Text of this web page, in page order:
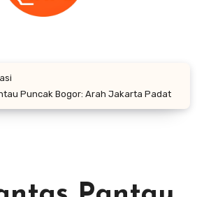
Puncak Bogor: Arah Jakarta Padat